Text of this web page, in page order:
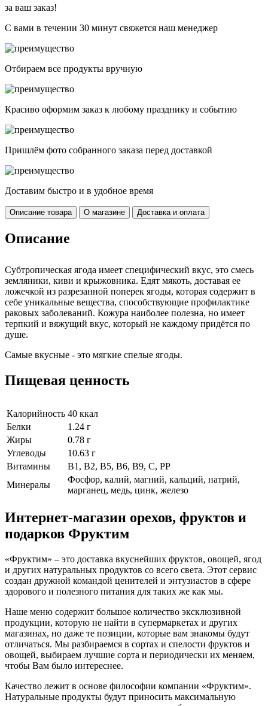
за ваш заказ!
С вами в течении 30 минут свяжется наш менеджер
Отбираем все продукты вручную
Красиво оформим заказ к любому празднику и событию
Пришлём фото собранного заказа перед доставкой
Доставим быстро и в удобное время
Описание товара О магазине Доставка и оплата
Описание
Субтропическая ягода имеет специфический вкус, это смесь
земляники, киви и крыжовника. Едят мякоть, доставая ее
ложечкой из разрезанной поперек ягоды, которая содержит в
себе уникальные вещества, способствующие профилактике
раковых заболеваний. Кожура наиболее полезна, но имеет
терпкий и вяжущий вкус, который не каждому придётся по
душе.
Самые вкусные - это мягкие спелые ягоды.
Пищевая ценность
Калорийность 40 ккал
Белки
1.24 г
Жиры
0.78 г
Углеводы
10.63 г
Витамины
В1, В2, В5, В6, В9, С, РР
Минералы
Фосфор, калий, магний, кальций, натрий,
марганец, медь, цинк, железо
Интернет-магазин орехов, фруктов и
подарков Фруктим
«Фруктим» – это доставка вкуснейших фруктов, овощей, ягод
и других натуральных продуктов со всего света. Этот сервис
создан дружной командой ценителей и энтузиастов в сфере
здорового и полезного питания для таких же как мы.
Наше меню содержит большое количество эксклюзивной
продукции, которую не найти в супермаркетах и других
магазинах, но даже те позиции, которые вам знакомы будут
отличаться. Мы разбираемся в сортах и спелости фруктов и
овощей, выбираем лучшие сорта и периодически их меняем,
чтобы Вам было интереснее.
Качество лежит в основе философии компании «Фруктим».
Натуральные продукты будут приносить максимальную